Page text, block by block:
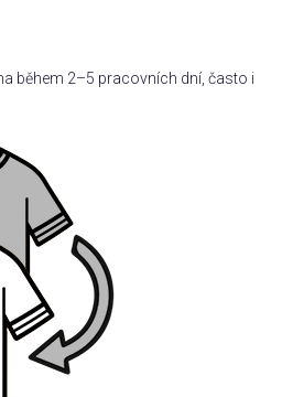
během 2–5 pracovních dní, často i